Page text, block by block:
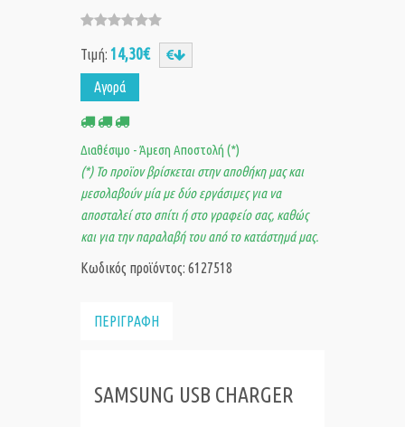
Τιμή: 14,30€
Αγορά
Διαθέσιμο - Άμεση Αποστολή (*)
(*) Το προϊον βρίσκεται στην αποθήκη μας και
μεσολαβούν μία με δύο εργάσιμες για να
αποσταλεί στο σπίτι ή στο γραφείο σας, καθώς
και για την παραλαβή του από το κατάστημά μας.
Κωδικός προϊόντος: 6127518
ΠΕΡΙΓΡΑΦΗ
SAMSUNG USB CHARGER